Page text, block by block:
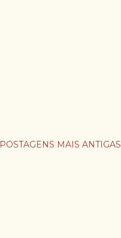
POSTAGENS MAIS ANTIGAS